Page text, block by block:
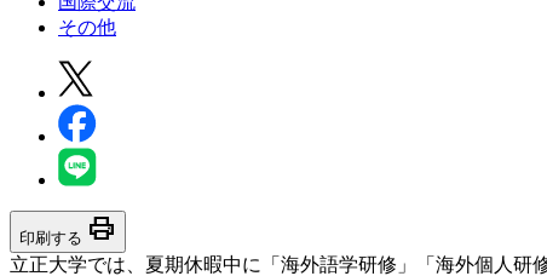
その他
印刷する print
立正大学では、夏期休暇中に「海外語学研修」「海外個人